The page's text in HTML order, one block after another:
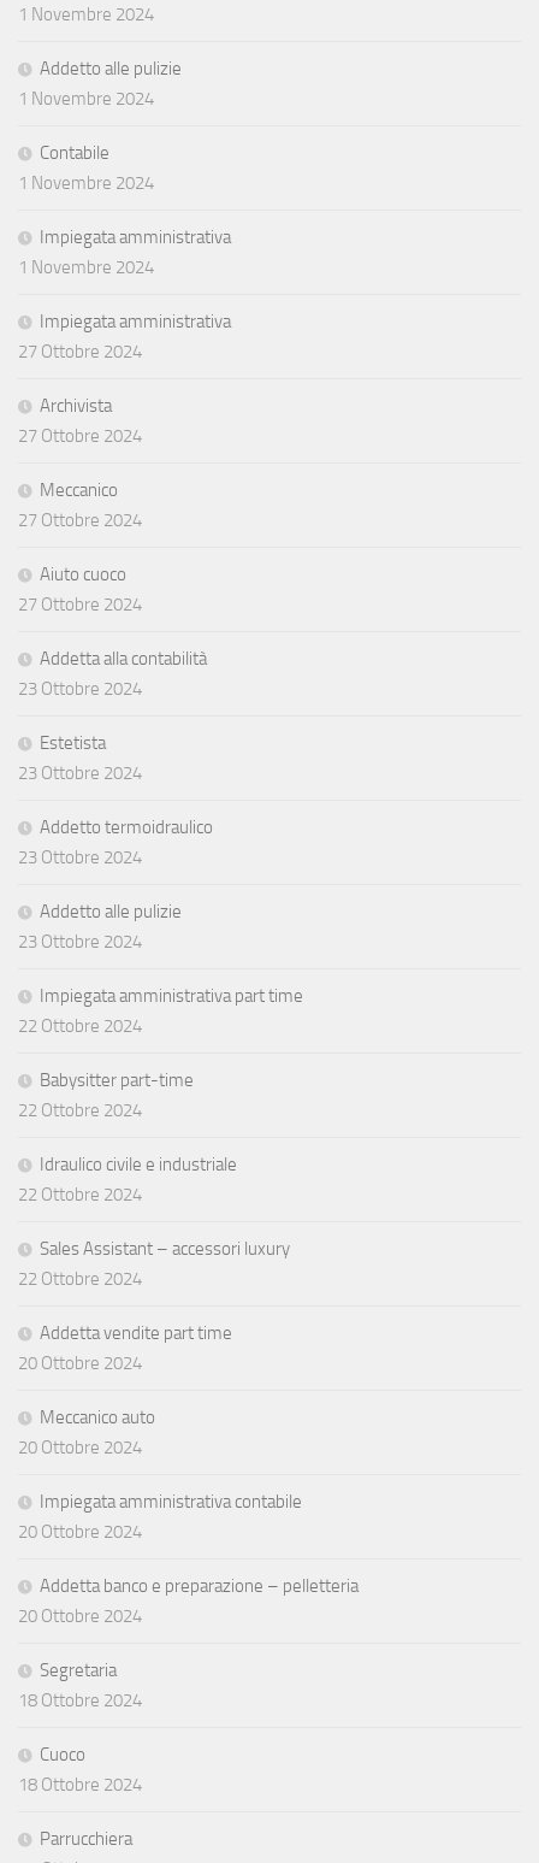
1 Novembre 2024
Addetto alle pulizie
1 Novembre 2024
Contabile
1 Novembre 2024
Impiegata amministrativa
1 Novembre 2024
Impiegata amministrativa
27 Ottobre 2024
Archivista
27 Ottobre 2024
Meccanico
27 Ottobre 2024
Aiuto cuoco
27 Ottobre 2024
Addetta alla contabilità
23 Ottobre 2024
Estetista
23 Ottobre 2024
Addetto termoidraulico
23 Ottobre 2024
Addetto alle pulizie
23 Ottobre 2024
Impiegata amministrativa part time
22 Ottobre 2024
Babysitter part-time
22 Ottobre 2024
Idraulico civile e industriale
22 Ottobre 2024
Sales Assistant – accessori luxury
22 Ottobre 2024
Addetta vendite part time
20 Ottobre 2024
Meccanico auto
20 Ottobre 2024
Impiegata amministrativa contabile
20 Ottobre 2024
Addetta banco e preparazione – pelletteria
20 Ottobre 2024
Segretaria
18 Ottobre 2024
Cuoco
18 Ottobre 2024
Parrucchiera